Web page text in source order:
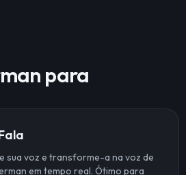
para
sua voz e transforme-a na voz de
em tempo real. Ótimo para